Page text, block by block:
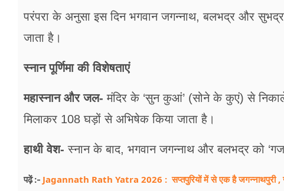
परंपरा के अनुसा इस दिन भगवान जगन्नाथ, बलभद्र और
जाता है।
स्नान पूर्णिमा की विशेषताएं
महास्नान और जल- मंदिर के ‘सुन कुआं’ (सोने के कुएं) से
मिलाकर 108 घड़ों से अभिषेक किया जाता है।
हाथी वेश- स्नान के बाद, भगवान जगन्नाथ और बलभद्र को
पढ़ें :- Jagannath Rath Yatra 2026 : सप्तपुरियों में से एक है जगन्नाथपुरी ,